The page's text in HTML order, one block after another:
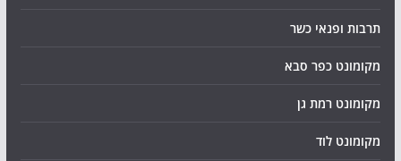
תרבות ופנאי כשר
מקומונט כפר סבא
מקומונט רמת גן
מקומונט לוד